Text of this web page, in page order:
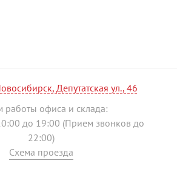
Депутатская ул., 46
работы офиса и склада:
до 19:00 (Прием звонков до
22:00)
Схема проезда